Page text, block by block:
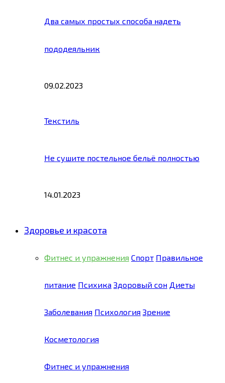
Два самых простых способа надеть
пододеяльник
09.02.2023
Текстиль
Не сушите постельное бельё полностью
14.01.2023
Здоровье и красота
Фитнес и упражнения Спорт Правильное
питание Психика Здоровый сон Диеты
Заболевания Психология Зрение
Косметология
Фитнес и упражнения